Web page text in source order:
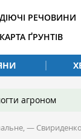
ДІЮЧІ РЕЧОВИНИ
КАРТА ҐРУНТІВ
агроном
— Свириденко